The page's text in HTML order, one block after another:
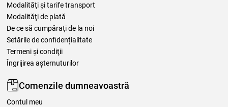
Modalităţi şi tarife transport
Modalităţi de plată
De ce să cumpăraţi de la noi
Setările de confidențialitate
Termeni şi condiţii
Îngrijirea așternuturilor
Comenzile dumneavoastră
Contul meu